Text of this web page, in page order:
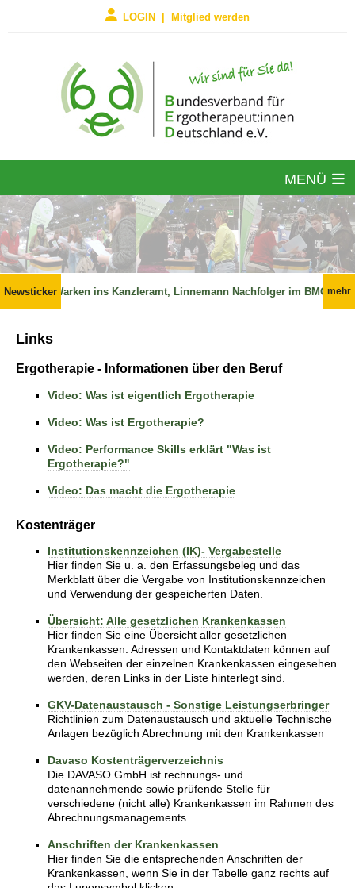
LOGIN | Mitglied werden
MENÜ
Newsticker
Politik: Warken ins Kanzleramt, Linnemann Nachfolger im BMG? mehr
Links
Ergotherapie - Informationen über den Beruf
Video: Was ist eigentlich Ergotherapie
Video: Was ist Ergotherapie?
Video: Performance Skills erklärt "Was ist
Ergotherapie?"
Video: Das macht die Ergotherapie
Kostenträger
Institutionskennzeichen (IK)- Vergabestelle
Hier finden Sie u. a. den Erfassungsbeleg und das
Merkblatt über die Vergabe von Institutionskennzeichen
und Verwendung der gespeicherten Daten.
Übersicht: Alle gesetzlichen Krankenkassen
Hier finden Sie eine Übersicht aller gesetzlichen
Krankenkassen. Adressen und Kontaktdaten können auf
den Webseiten der einzelnen Krankenkassen eingesehen
werden, deren Links in der Liste hinterlegt sind.
GKV-Datenaustausch - Sonstige Leistungserbringer
Richtlinien zum Datenaustausch und aktuelle Technische
Anlagen bezüglich Abrechnung mit den Krankenkassen
Davaso Kostenträgerverzeichnis
Die DAVASO GmbH ist rechnungs- und
datenannehmende sowie prüfende Stelle für
verschiedene (nicht alle) Krankenkassen im Rahmen des
Abrechnungsmanagements.
Anschriften der Krankenkassen
Hier finden Sie die entsprechenden Anschriften der
Krankenkassen, wenn Sie in der Tabelle ganz rechts auf